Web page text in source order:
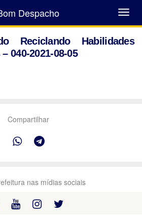
Abrir
Menu
Despacho
Reciclando Habilidades
040-2021-08-05
Compartilhar
nas mídias sociais